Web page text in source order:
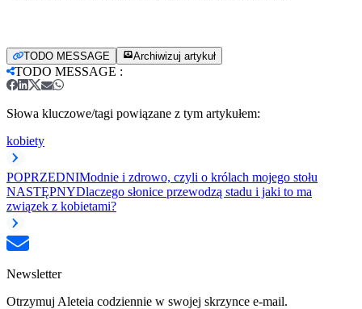
TODO MESSAGE Archiwizuj artykuł
TODO MESSAGE :
Słowa kluczowe/tagi powiązane z tym artykułem:
kobiety
POPRZEDNIModnie i zdrowo, czyli o królach mojego stołu
NASTĘPNYDlaczego słonice przewodzą stadu i jaki to ma
związek z kobietami?
Newsletter
Otrzymuj Aleteia codziennie w swojej skrzynce e-mail.